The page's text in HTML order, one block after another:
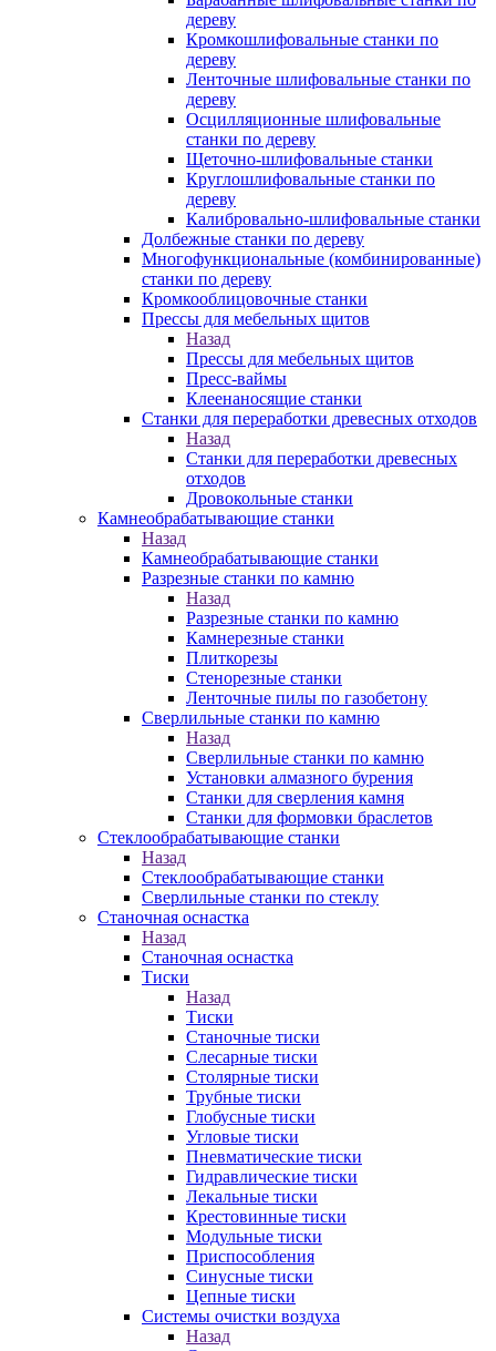
дереву
Кромкошлифовальные станки по
дереву
Ленточные шлифовальные станки по
дереву
Осцилляционные шлифовальные
станки по дереву
Щеточно-шлифовальные станки
Круглошлифовальные станки по
дереву
Калибровально-шлифовальные станки
Долбежные станки по дереву
Многофункциональные (комбинированные)
станки по дереву
Кромкооблицовочные станки
Прессы для мебельных щитов
Назад
Прессы для мебельных щитов
Пресс-ваймы
Клеенаносящие станки
Станки для переработки древесных отходов
Назад
Станки для переработки древесных
отходов
Дровокольные станки
Камнеобрабатывающие станки
Назад
Камнеобрабатывающие станки
Разрезные станки по камню
Назад
Разрезные станки по камню
Камнерезные станки
Плиткорезы
Стенорезные станки
Ленточные пилы по газобетону
Сверлильные станки по камню
Назад
Сверлильные станки по камню
Установки алмазного бурения
Станки для сверления камня
Станки для формовки браслетов
Стеклообрабатывающие станки
Назад
Стеклообрабатывающие станки
Сверлильные станки по стеклу
Станочная оснастка
Назад
Станочная оснастка
Тиски
Назад
Тиски
Станочные тиски
Слесарные тиски
Столярные тиски
Трубные тиски
Глобусные тиски
Угловые тиски
Пневматические тиски
Гидравлические тиски
Лекальные тиски
Крестовинные тиски
Модульные тиски
Приспособления
Синусные тиски
Цепные тиски
Системы очистки воздуха
Назад